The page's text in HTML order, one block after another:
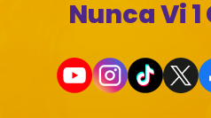
Nunca Vi